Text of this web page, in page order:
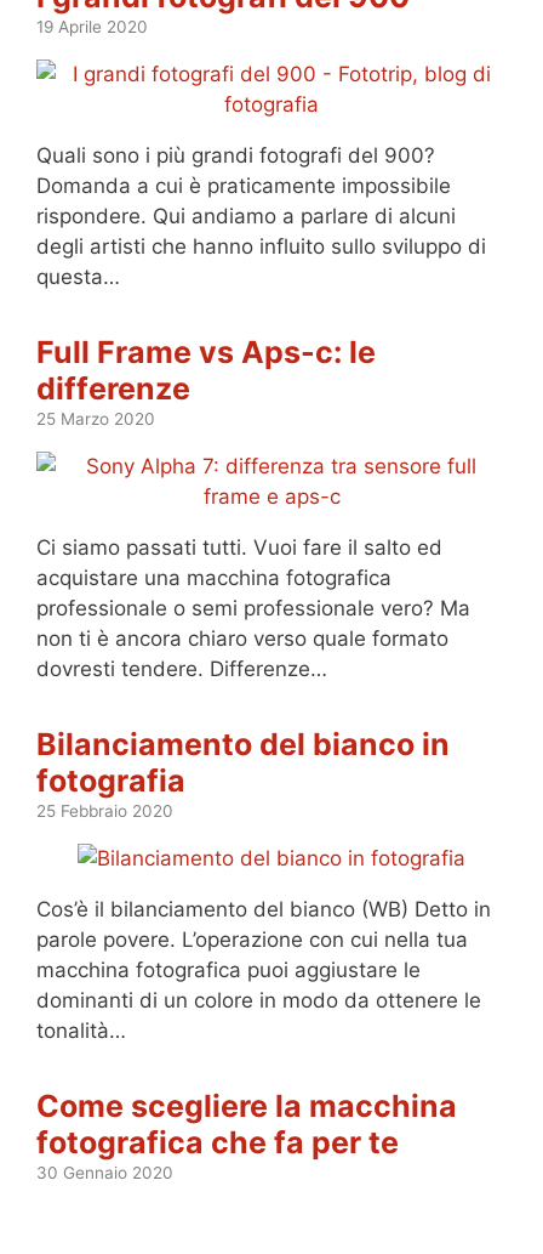
19 Aprile 2020
Quali sono i più grandi fotografi del 900?
Domanda a cui è praticamente impossibile
rispondere. Qui andiamo a parlare di alcuni
degli artisti che hanno influito sullo sviluppo di
questa…
Full Frame vs Aps-c: le
differenze
25 Marzo 2020
Ci siamo passati tutti. Vuoi fare il salto ed
acquistare una macchina fotografica
professionale o semi professionale vero? Ma
non ti è ancora chiaro verso quale formato
dovresti tendere. Differenze…
Bilanciamento del bianco in
fotografia
25 Febbraio 2020
Cos’è il bilanciamento del bianco (WB) Detto in
parole povere. L’operazione con cui nella tua
macchina fotografica puoi aggiustare le
dominanti di un colore in modo da ottenere le
tonalità…
Come scegliere la macchina
fotografica che fa per te
30 Gennaio 2020